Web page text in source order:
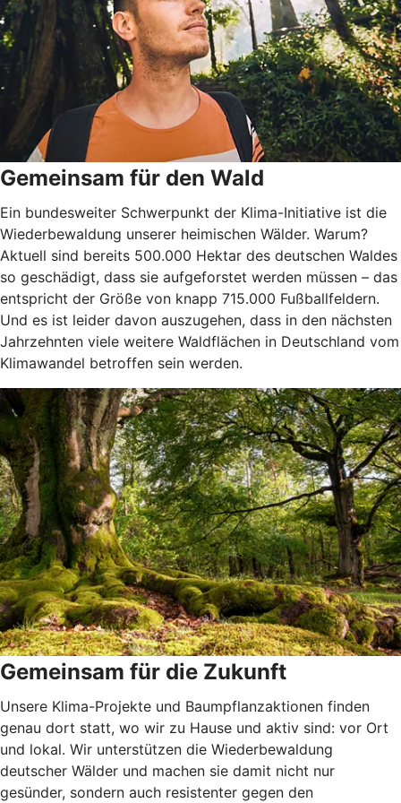
Gemeinsam für den Wald
Ein bundesweiter Schwerpunkt der Klima-Initiative ist die
Wiederbewaldung unserer heimischen Wälder. Warum?
Aktuell sind bereits 500.000 Hektar des deutschen Waldes
so geschädigt, dass sie aufgeforstet werden müssen – das
entspricht der Größe von knapp 715.000 Fußballfeldern.
Und es ist leider davon auszugehen, dass in den nächsten
Jahrzehnten viele weitere Waldflächen in Deutschland vom
Klimawandel betroffen sein werden.
Gemeinsam für die Zukunft
Unsere Klima-Projekte und Baumpflanzaktionen finden
genau dort statt, wo wir zu Hause und aktiv sind: vor Ort
und lokal. Wir unterstützen die Wiederbewaldung
deutscher Wälder und machen sie damit nicht nur
gesünder, sondern auch resistenter gegen den